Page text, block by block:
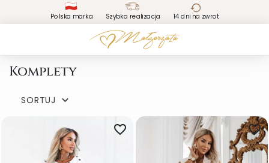
Polska marka Szybka realizacja 14 dni na zwrot
Komplety
SORTUJ 
favorite_border favorite_border